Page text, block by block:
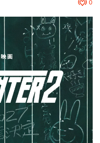
0